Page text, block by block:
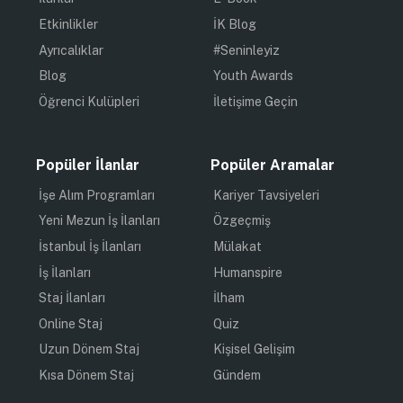
Etkinlikler
Ayrıcalıklar
Blog
Öğrenci Kulüpleri
İK Blog
#Seninleyiz
Youth Awards
İletişime Geçin
Popüler İlanlar
İşe Alım Programları
Yeni Mezun İş İlanları
İstanbul İş İlanları
İş İlanları
Staj İlanları
Online Staj
Uzun Dönem Staj
Kısa Dönem Staj
Popüler Aramalar
Kariyer Tavsiyeleri
Özgeçmiş
Mülakat
Humanspire
İlham
Quiz
Kişisel Gelişim
Gündem